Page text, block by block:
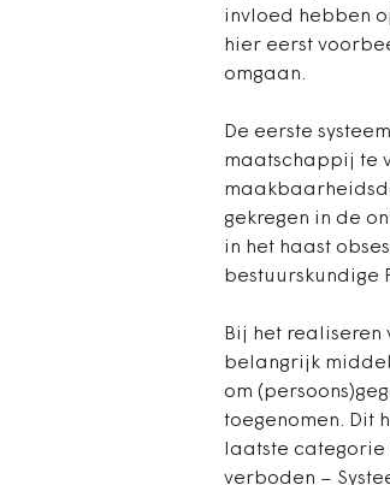
invloed hebben
hier eerst
omgaan.
De eerste
maatschappij te
gekregen in de
in het haast
bestuurskundige
Bij het
belangrijk
om
toegenomen. Dit
laatste categorie
verboden –